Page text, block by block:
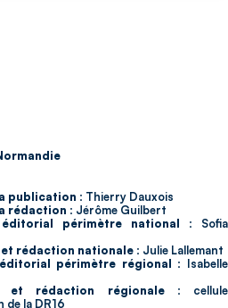
publication : Thierry Dauxois
rédaction : Jérôme Guilbert
éditorial périmètre national : Sofia
rédaction nationale : Julie Lallemant
éditorial périmètre régional : Isabelle
et rédaction régionale : cellule
de la DR16